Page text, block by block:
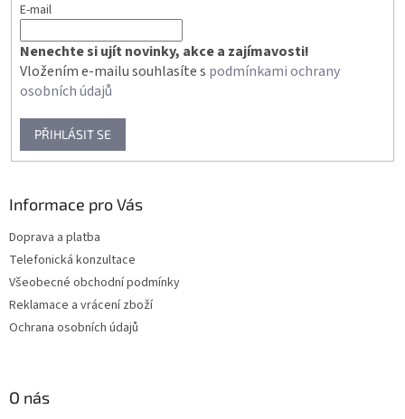
E-mail
Nenechte si ujít novinky, akce a zajímavosti!
Vložením e-mailu souhlasíte s podmínkami ochrany
osobních údajů
PŘIHLÁSIT SE
Informace pro Vás
Doprava a platba
Telefonická konzultace
Všeobecné obchodní podmínky
Reklamace a vrácení zboží
Ochrana osobních údajů
O nás